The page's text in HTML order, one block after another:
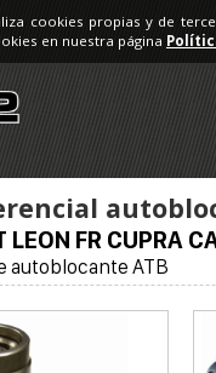
LEON FR CUPRA
autoblocante ATB
cookies propias y de
en nuestra página